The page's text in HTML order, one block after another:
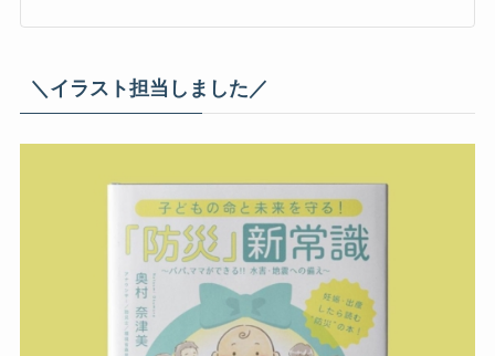
＼イラスト担当しました／